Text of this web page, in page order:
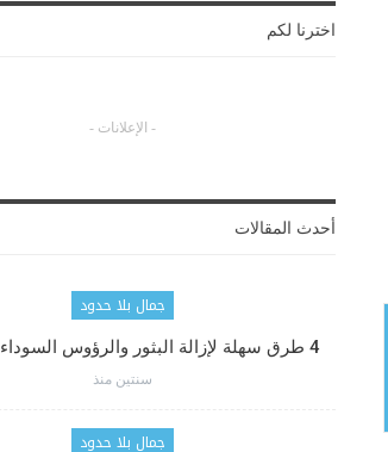
اخترنا لكم
- الإعلانات -
أحدث المقالات
جمال بلا حدود
4 طرق سهلة لإزالة البثور والرؤوس السوداء عن الظهر
سنتين منذ
جمال بلا حدود